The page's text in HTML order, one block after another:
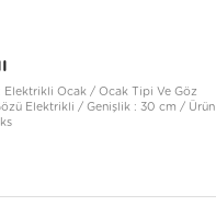
Elektrikli Ocak / Ocak Tipi Ve Göz
Elektrikli / Genişlik : 30 cm / Ürün